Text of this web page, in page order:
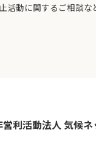
活動に関するご相談
営利活動法人 気候